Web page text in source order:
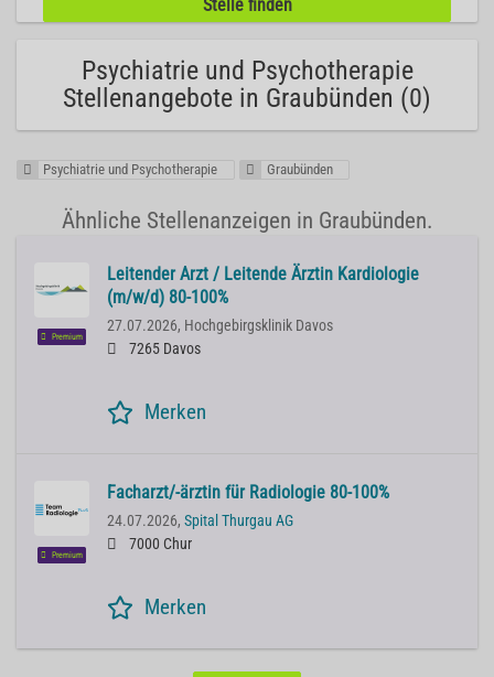
Psychiatrie und Psychotherapie
Stellenangebote in Graubünden (0)
Psychiatrie und Psychotherapie Graubünden
Ähnliche Stellenanzeigen in Graubünden.
Premium
Leitender Arzt / Leitende Ärztin Kardiologie
(m/w/d) 80-100%
27.07.2026, Hochgebirgsklinik Davos
7265 Davos
Merken
Premium
Facharzt/-ärztin für Radiologie 80-100%
24.07.2026, Spital Thurgau AG
7000 Chur
Merken